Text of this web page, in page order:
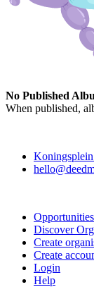
No Published
When published,
Opportunities
Discover
Create
Create
Login
Help